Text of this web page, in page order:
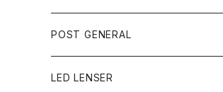
POST GENERAL
LED LENSER